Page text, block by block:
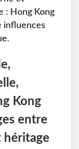
: Hong Kong
influences
Kong
entre
héritage